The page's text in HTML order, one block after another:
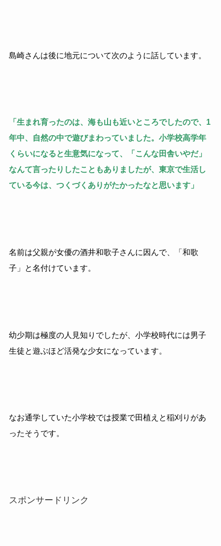
島崎さんは後に地元について次のように話しています。
「生まれ育ったのは、海も山も近いところでしたので、1
年中、自然の中で遊びまわっていました。小学校高学年
くらいになると生意気になって、「こんな田舎いやだ」
なんて言ったりしたこともありましたが、東京で生活し
ている今は、つくづくありがたかったなと思います」
名前は父親が女優の酒井和歌子さんに因んで、「和歌
子」と名付けています。
幼少期は極度の人見知りでしたが、小学校時代には男子
生徒と遊ぶほど活発な少女になっています。
なお通学していた小学校では授業で田植えと稲刈りがあ
ったそうです。
スポンサードリンク